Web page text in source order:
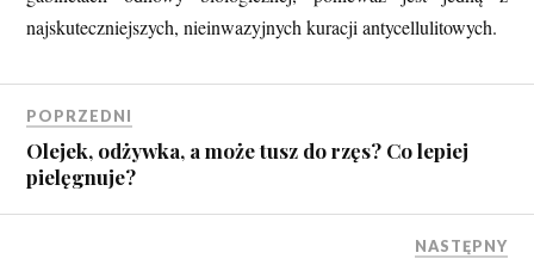
najskuteczniejszych, nieinwazyjnych kuracji antycellulitowych.
POPRZEDNI
Olejek, odżywka, a może tusz do rzęs? Co lepiej
pielęgnuje?
NASTĘPNY